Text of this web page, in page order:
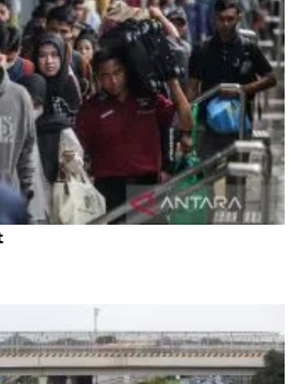
KA jarak jauh-lokal